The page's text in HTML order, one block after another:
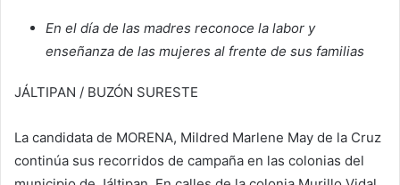
En el día de las madres reconoce la labor y
enseñanza de las mujeres al frente de sus familias
JÁLTIPAN / BUZÓN SURESTE
La candidata de MORENA, Mildred Marlene May de la Cruz
continúa sus recorridos de campaña en las colonias del